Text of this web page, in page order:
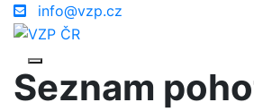
info@vzp.cz
Seznam